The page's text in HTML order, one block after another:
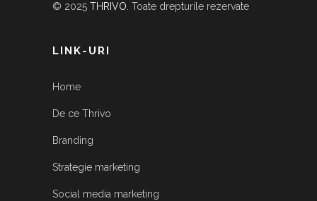
© 2025 THRIVO . Toate drepturile rezervate
LINK-URI
Home
De ce Thrivo
Branding
Strategie marketing
Social media marketing